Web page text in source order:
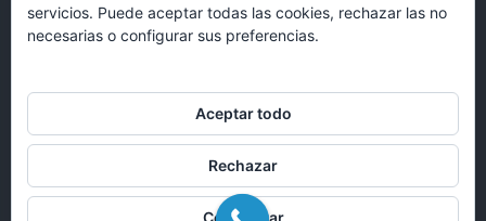
luispascualrodríguez@gmail.com
recibirás una respuesta lo antes posible.
Abrir chat
servicios. Puede aceptar todas las cookies, rechazar las no
necesarias o configurar sus preferencias.
Aceptar todo
Rechazar
Configurar